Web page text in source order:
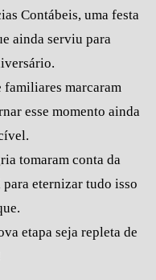
Contábeis, uma festa
ainda serviu para
familiares marcaram
esse momento ainda
tomaram conta da
eternizar tudo isso
etapa seja repleta de